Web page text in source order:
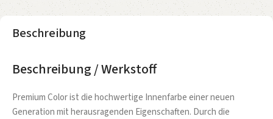
Beschreibung
Beschreibung / Werkstoff
Premium Color ist die hochwertige Innenfarbe einer neuen
Generation mit herausragenden Eigenschaften. Durch die